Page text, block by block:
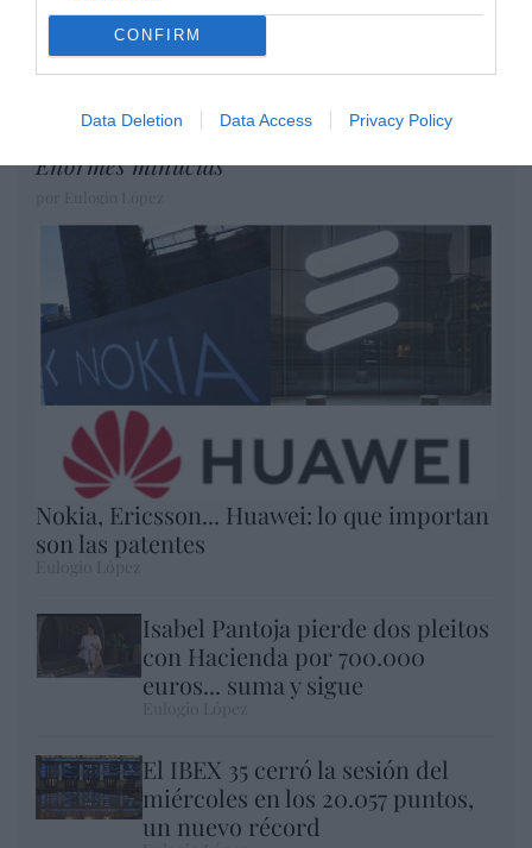
CONFIRM
Data Deletion Data Access Privacy Policy
por Redacción
Artículos anteriores
Opinión
Enormes minucias
Nokia, Ericsson... Huawei: lo que importan
son las patentes
Isabel Pantoja pierde dos pleitos
con Hacienda por 700.000
euros... suma y sigue
El IBEX 35 cerró la sesión del
miércoles en los 20.057 puntos,
un nuevo récord